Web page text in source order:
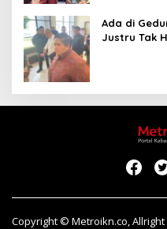
Ada di
Justru Tak
Copyright © Metroikn.co,